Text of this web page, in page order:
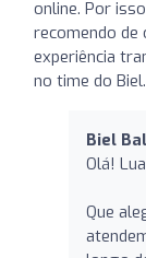
online. Por
recomendo de
experiência
no time do
Biel
Olá!
Que